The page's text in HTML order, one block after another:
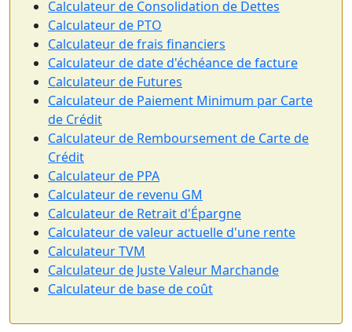
Calculateur de Consolidation de Dettes
Calculateur de PTO
Calculateur de frais financiers
Calculateur de date d'échéance de facture
Calculateur de Futures
Calculateur de Paiement Minimum par Carte
de Crédit
Calculateur de Remboursement de Carte de
Crédit
Calculateur de PPA
Calculateur de revenu GM
Calculateur de Retrait d'Épargne
Calculateur de valeur actuelle d'une rente
Calculateur TVM
Calculateur de Juste Valeur Marchande
Calculateur de base de coût